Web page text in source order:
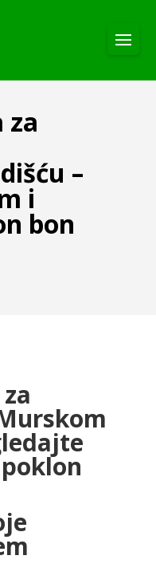
za
–
i
bon